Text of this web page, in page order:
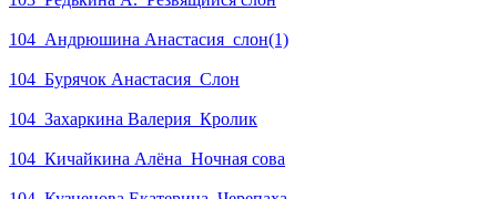
104_Андрюшина Анастасия_слон(1)
104_Бурячок Анастасия_Слон
104_Захаркина Валерия_Кролик
104_Кичайкина Алëна_Ночная сова